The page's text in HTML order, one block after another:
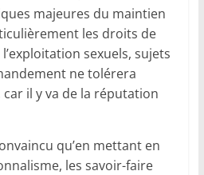
majeures du maintien
les droits de
sexuels, sujets
ne tolérera
il y va de la réputation
qu’en mettant en
les savoir-faire